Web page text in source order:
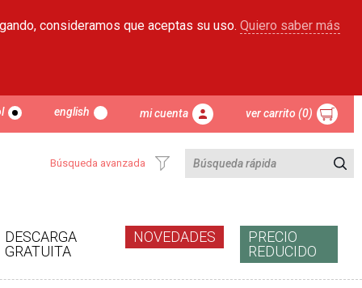
consideramos que aceptas su uso. Quiero saber más
english mi cuenta ver carrito (0)
Búsqueda avanzada
DESCARGA
GRATUITA
NOVEDADES
PRECIO
REDUCIDO